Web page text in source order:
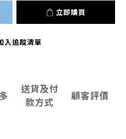
立即購買
入追蹤清單
送貨及付
款方式
顧客評價